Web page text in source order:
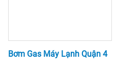
Bơm Gas Máy Lạnh Quận 4